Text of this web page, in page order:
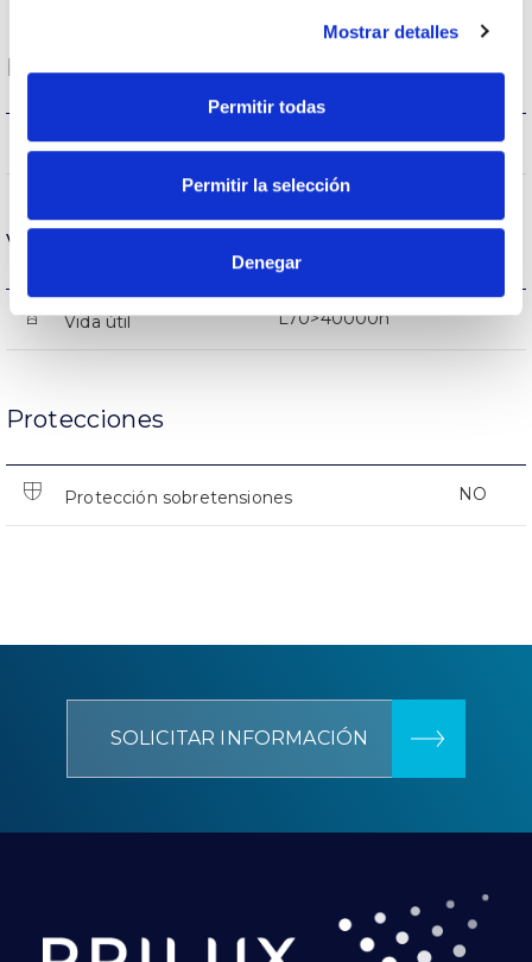
Mostrar detalles
Permitir todas
Permitir la selección
Denegar
Rendimiento
Flujo luminoso (lm) 1517-1686lm
Vida
Vida útil L70>40000h
Protecciones
Protección sobretensiones NO
SOLICITAR INFORMACIÓN